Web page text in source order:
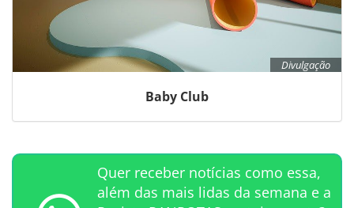
Divulgação
Baby Club
Quer receber notícias como essa,
além das mais lidas da semana e a